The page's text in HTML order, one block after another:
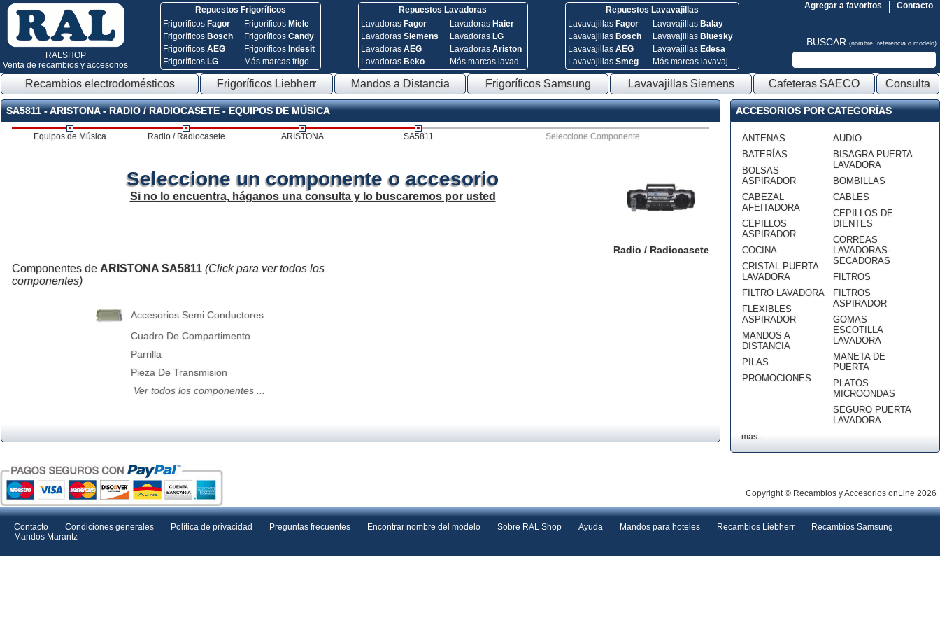
RALSHOP
Venta de recambios y accesorios
Repuestos Frigoríficos
Frigoríficos Fagor
Frigoríficos Bosch
FrigoríficosAEG
Frigoríficos LG
Frigoríficos Miele
FrigoríficosCandy
Frigoríficos Indesit
Más marcas frigo.
Repuestos Lavadoras
Lavadoras Fagor
Lavadoras Siemens
Lavadoras AEG
Lavadoras Beko
Lavadoras Haier
Lavadoras LG
Lavadoras Ariston
Más marcas lavad.
Repuestos Lavavajillas
Lavavajillas Fagor
Lavavajillas Bosch
Lavavajillas AEG
Lavavajillas Smeg
Lavavajillas Balay
Lavavajillas Bluesky
Lavavajillas Edesa
Más marcas lavavaj.
Contacto
Agregar a favoritos
BUSCAR (nombre, referencia o modelo)
Recambios electrodomésticos Frigoríficos Liebherr Mandos a Distancia Frigoríficos Samsung Lavavajillas Siemens Cafeteras SAECO Consulta
SA5811 - ARISTONA - RADIO / RADIOCASETE - EQUIPOS DE MÚSICA
Equipos de Música Radio / Radiocasete ARISTONA SA5811 Seleccione Componente
Radio / Radiocasete
Seleccione un componente o accesorio
Si no lo encuentra, háganos una consulta y lo buscaremos por usted
Componentes de ARISTONA SA5811 (Click para ver todos los
componentes)
Accesorios Semi Conductores
Cuadro De Compartimento
Parrilla
Pieza De Transmision
Ver todos los componentes ...
ACCESORIOS POR CATEGORÍAS
ANTENAS
BATERÍAS
BOLSAS
ASPIRADOR
CABEZAL
AFEITADORA
CEPILLOS
ASPIRADOR
COCINA
CRISTAL PUERTA
LAVADORA
FILTRO LAVADORA
FLEXIBLES
ASPIRADOR
MANDOS A
DISTANCIA
PILAS
PROMOCIONES
AUDIO
BISAGRA PUERTA
LAVADORA
BOMBILLAS
CABLES
CEPILLOS DE
DIENTES
CORREAS
LAVADORAS-
SECADORAS
FILTROS
FILTROS
ASPIRADOR
GOMAS
ESCOTILLA
LAVADORA
MANETA DE
PUERTA
PLATOS
MICROONDAS
SEGURO PUERTA
LAVADORA
mas...
Copyright © Recambios y Accesorios onLine 2026
Contacto Condiciones generales Política de privacidad Preguntas frecuentes Encontrar nombre del modelo Sobre RAL Shop Ayuda Mandos para hoteles Recambios Liebherr
Recambios Samsung
Mandos Marantz